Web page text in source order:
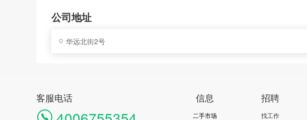
公司地址
华远北街2号
客服电话 信息
二手市场
招聘
找工作